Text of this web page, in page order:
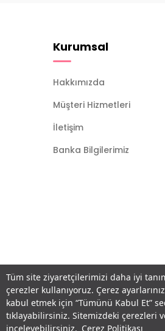
Tüm site ziyaretçilerimizi daha iyi
çerezler kullanıyoruz. Çerez
kabul etmek için “Tümünü Kabul Et”
tıklayabilirsiniz. Sitemizdeki çerezleri
inceleyebilirsiniz. Çerez Politikası
Kurumsal
Hakkımızda
Müşteri Hizmetleri
İletişim
Banka Bilgilerimiz